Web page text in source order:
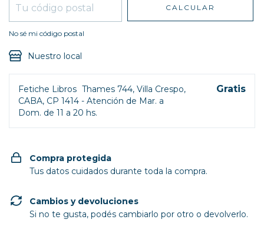
CALCULAR
No sé mi código postal
Nuestro local
Fetiche Libros Thames 744, Villa Crespo,
CABA, CP 1414 - Atención de Mar. a
Dom. de 11 a 20 hs.
Gratis
Compra protegida
Tus datos cuidados durante toda la compra.
Cambios y devoluciones
Si no te gusta, podés cambiarlo por otro o devolverlo.